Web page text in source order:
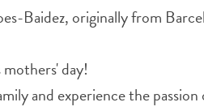
Baidez, originally from
day!
and experience the
later nog eens te bekijken, klik op